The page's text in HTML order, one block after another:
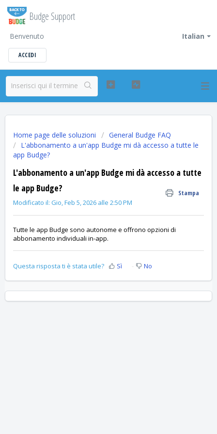
Budge Support
Italian
Benvenuto
ACCEDI
Home page delle soluzioni
General Budge FAQ
L'abbonamento a un'app Budge mi dà accesso a tutte le
app Budge?
L'abbonamento a un'app Budge mi dà accesso a tutte
le app Budge?
Stampa
Modificato il: Gio, Feb 5, 2026 alle 2:50 PM
Tutte le app Budge sono autonome e offrono opzioni di
abbonamento individuali in-app.
Questa risposta ti è stata utile? Sì No